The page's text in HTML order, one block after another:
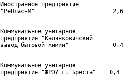
Иностранное предприятие
Коммунальное унитарное
предприятие "Калинковичский
Коммунальное унитарное